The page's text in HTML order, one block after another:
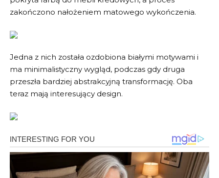
zakończono nałożeniem matowego wykończenia.
Jedna z nich została ozdobiona białymi motywami i
ma minimalistyczny wygląd, podczas gdy druga
przeszła bardziej abstrakcyjną transformację. Oba
teraz mają interesujący design.